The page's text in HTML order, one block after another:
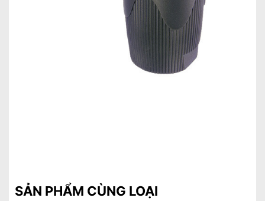
SẢN PHẨM CÙNG LOẠI